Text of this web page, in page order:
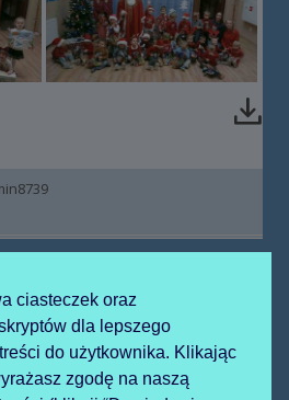
Następny
artykół:
I Przedszkolny
Turniej Mikołajkowy
ciasteczek oraz
dla lepszego
do użytkownika. Klikając
zgodę na naszą